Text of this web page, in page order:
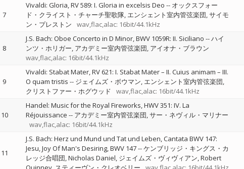
7
Vivaldi: Gloria, RV 589: I. Gloria in excelsis Deo -- オックスフォー
ド・クライスト・チャーチ聖歌隊 エンシェント室内管弦楽団 サイモ
ン・プレストン
wav,flac,alac: 16bit/44.1kHz
8
J.S. Bach: Oboe Concerto in D Minor, BWV 1059R: II. Siciliano --ハイ
ンツ・ホリガー アカデミー室内管弦楽団 アイオナ・ブラウン
wav,flac,alac: 16bit/44.1kHz
9
Vivaldi: Stabat Mater, RV 621: I. Stabat Mater – II. Cuius animam – III.
O quam tristis -- ジェイムズ・ボウマン エンシェント室内管弦楽団
クリストファー・ホグウッド
wav,flac,alac: 16bit/44.1kHz
10
Handel: Music for the Royal Fireworks, HWV 351: IV. La
Réjouissance -- アカデミー室内管弦楽団 サー・ネヴィル・マリナー
wav,flac,alac: 16bit/44.1kHz
11
J.S. Bach: Herz und Mund und Tat und Leben, Cantata BWV 147:
Jesu, Joy Of Man's Desiring, BWV 147--ケンブリッジ・キングス・カ
レッジ合唱団 Nicholas Daniel ジェイムズ・ヴィヴィアン Robert